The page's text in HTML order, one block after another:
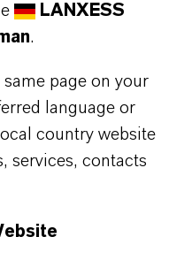
erscheint ein
LANXESS
.
page on your
language or
country website
services, contacts